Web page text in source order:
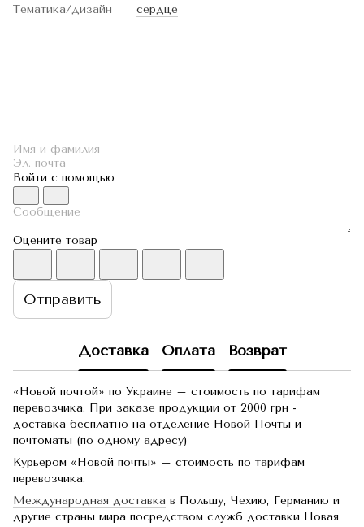
Тематика/дизайн
сердце
Войти с помощью
Оцените товар
Отправить
Доставка Оплата Возврат
«Новой почтой» по Украине – стоимость по тарифам
перевозчика. При заказе продукции от 2000 грн -
доставка бесплатно на отделение Новой Почты и
почтоматы (по одному адресу)
Курьером «Новой почты» – стоимость по тарифам
перевозчика.
Международная доставка в Польшу, Чехию, Германию и
другие страны мира посредством служб доставки Новая